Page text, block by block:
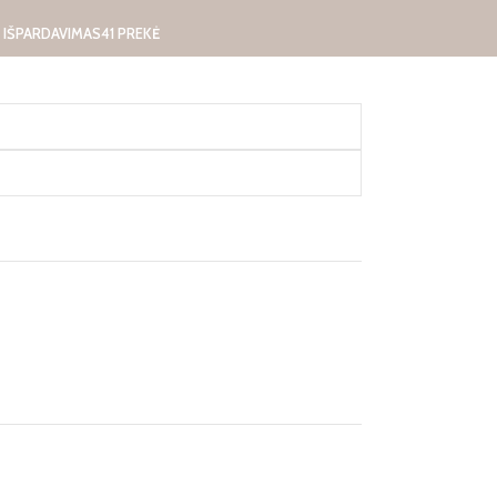
IŠPARDAVIMAS41 PREKĖ